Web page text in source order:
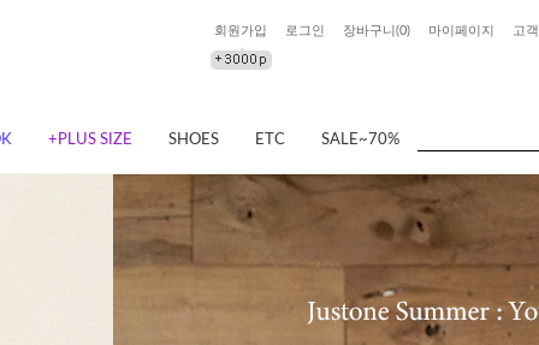
회원가입 로그인 장바구니(0) 마이페이지 고
+PLUS SIZE SHOES ETC SALE~70%